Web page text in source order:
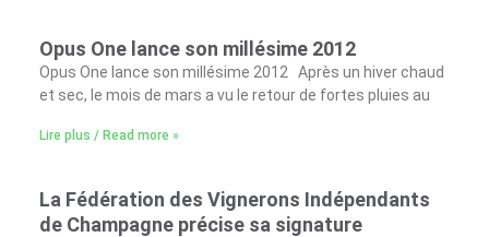
Opus One lance son millésime 2012
Opus One lance son millésime 2012 Après un hiver chaud
et sec, le mois de mars a vu le retour de fortes pluies au
Lire plus / Read more »
La Fédération des Vignerons Indépendants
de Champagne précise sa signature